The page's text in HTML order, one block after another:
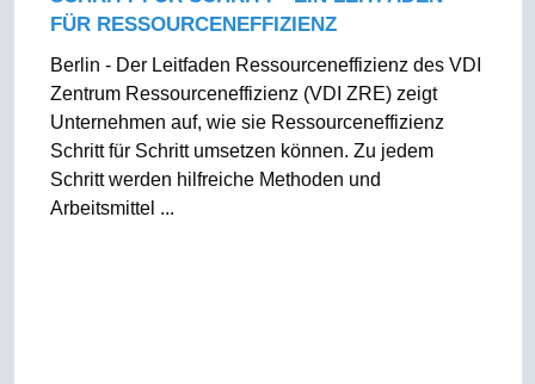
FÜR RESSOURCENEFFIZIENZ
Berlin - Der Leitfaden Ressourceneffizienz des VDI
Zentrum Ressourceneffizienz (VDI ZRE) zeigt
Unternehmen auf, wie sie Ressourceneffizienz
Schritt für Schritt umsetzen können. Zu jedem
Schritt werden hilfreiche Methoden und
Arbeitsmittel ...